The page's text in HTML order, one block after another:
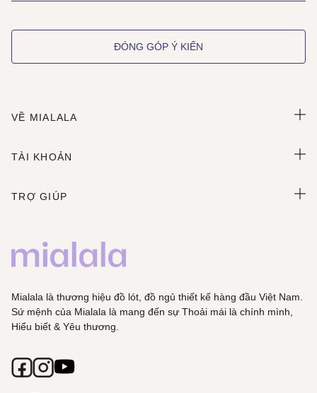
ĐÓNG GÓP Ý KIẾN
VỀ MIALALA
TÀI KHOẢN
TRỢ GIÚP
Mialala là thương hiệu đồ lót, đồ ngủ thiết kế hàng đầu Việt Nam.
Sứ mệnh của Mialala là mang đến sự Thoải mái là chính mình,
Hiểu biết & Yêu thương.